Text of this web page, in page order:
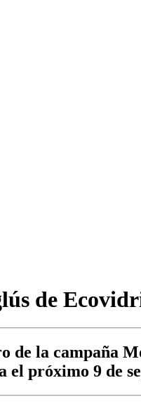
de
de la campaña
el próximo 9 de